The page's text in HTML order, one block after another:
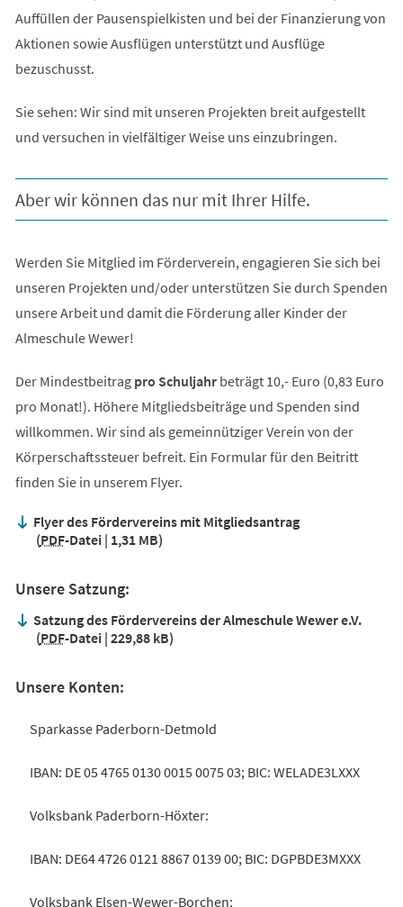
Auffüllen der Pausenspielkisten und bei der Finanzierung von
Aktionen sowie Ausflügen unterstützt und Ausflüge
bezuschusst.
Sie sehen: Wir sind mit unseren Projekten breit aufgestellt
und versuchen in vielfältiger Weise uns einzubringen.
Aber wir können das nur mit Ihrer Hilfe.
Werden Sie Mitglied im Förderverein, engagieren Sie sich bei
unseren Projekten und/oder unterstützen Sie durch Spenden
unsere Arbeit und damit die Förderung aller Kinder der
Almeschule Wewer!
Der Mindestbeitrag pro Schuljahrbeträgt 10,- Euro (0,83 Euro
pro Monat!). Höhere Mitgliedsbeiträge und Spenden sind
willkommen. Wir sind als gemeinnütziger Verein von der
Körperschaftssteuer befreit. Ein Formular für den Beitritt
finden Sie in unserem Flyer.
Flyer des Fördervereins mit Mitgliedsantrag
PDF-Datei 1,31 MB
Unsere Satzung:
Satzung des Fördervereins der Almeschule Wewer e.V.
PDF-Datei 229,88 kB
Unsere Konten:
Sparkasse Paderborn-Detmold
IBAN: DE 05 4765 0130 0015 0075 03; BIC: WELADE3LXXX
Volksbank Paderborn-Höxter:
IBAN: DE64 4726 0121 8867 0139 00; BIC: DGPBDE3MXXX
Volksbank Elsen-Wewer-Borchen: